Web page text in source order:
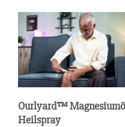
Ourlyard™
Heilspray